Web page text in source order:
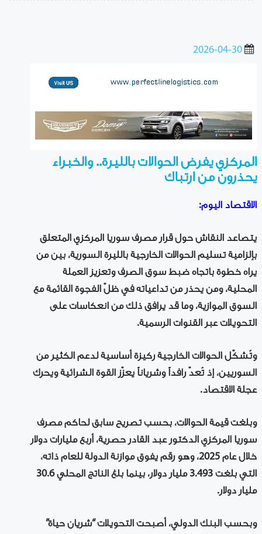
2026-04-30
المركزي يفرض الحوالات بالليرة.. والخبراء
يحذرون من ارتباك
الاقتصاد اليوم:
يتصاعد النقاش حول قرار مصرف سوريا المركزي المتعلق
بإلزامية تسليم الحوالات الخارجية بالليرة السورية، بين من
يراه خطوة باتجاه ضبط سوق الصرف وتعزيز العملة
المحلية، ومن يحذر من تداعياته في ظلّ الفجوة القائمة مع
السوق الموازية، وما قد يرافق ذلك من انعكاسات على
التحويلات عبر القنوات الرسمية.
وتُشكّل الحوالات الخارجية ركيزة أساسية لدعم الكثير من
السوريين، إذ تُعدّ رافداً وشرياناً يعزّز القوة الشرائية ويحرك
عجلة الاقتصاد.
وبلغت قيمة الحوالات، بحسب تصريح سابق لحاكم مصرف
سوريا المركزي الدكتور عبد القادر حصرية، أربع مليارات دولار
خلال عام 2025، وهو رقم يفوق موازنة الدولة للعام ذاته،
التي بلغت 3.493 مليار دولار، بينما بلغ الناتج المحلي 30.6
مليار دولار.
وبحسب البنك الدولي، أصبحت التحويلات “شريان حياة”